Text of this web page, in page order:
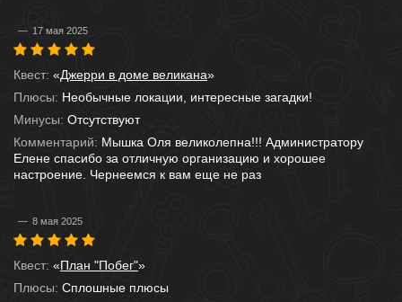
17 мая 2025
Квест: «Джерри в доме великана»
Плюсы: Необычные локации, интересные загадки!
Минусы: Отсутствуют
Комментарий: Мышка Оля великолепна!!! Администратору
Елене спасибо за отличную организацию и хорошее
настроение. Чернеемся к вам еще не раз
8 мая 2025
Квест: «План "Побег"»
Плюсы: Сплошные плюсы